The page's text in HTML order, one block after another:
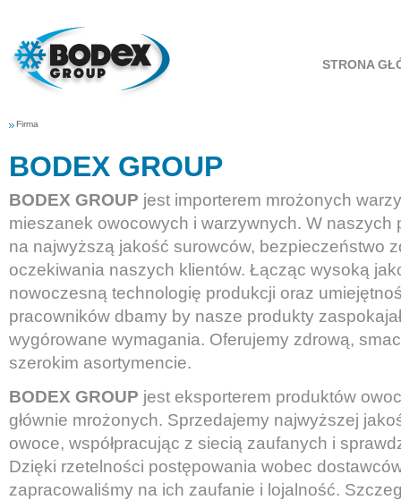
STRONA
Firma
BODEX GROUP
BODEX GROUP jest importerem mrożonych
mieszanek owocowych i warzywnych. W naszych
na najwyższą jakość surowców, bezpieczeństwo
oczekiwania naszych klientów. Łącząc wysoką
nowoczesną technologię produkcji oraz
pracowników dbamy by nasze produkty
wygórowane wymagania. Oferujemy zdrową,
szerokim asortymencie.
BODEX GROUP jest eksporterem produktów
głównie mrożonych. Sprzedajemy najwyższej
owoce, współpracując z siecią zaufanych i
Dzięki rzetelności postępowania wobec
zapracowaliśmy na ich zaufanie i lojalność.